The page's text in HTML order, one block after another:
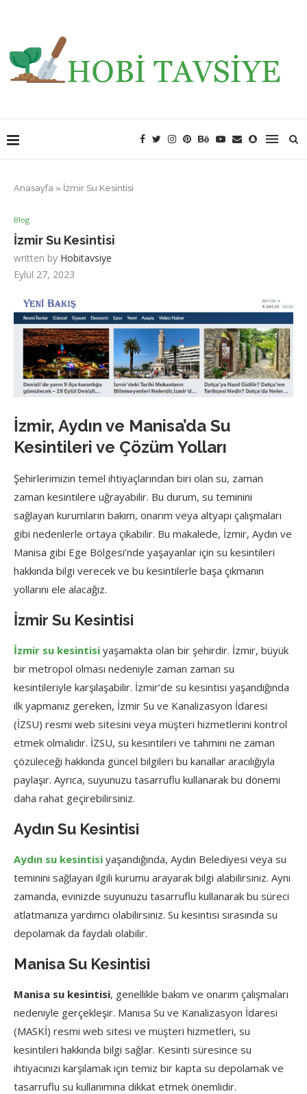
Anasayfa » İzmir Su Kesintisi
Blog
İzmir Su Kesintisi
written by Hobitavsiye
Eylül 27, 2023
İzmir, Aydın ve Manisa’da Su
Kesintileri ve Çözüm Yolları
Şehirlerimizin temel ihtiyaçlarından biri olan su, zaman
zaman kesintilere uğrayabilir. Bu durum, su teminini
sağlayan kurumların bakım, onarım veya altyapı çalışmaları
gibi nedenlerle ortaya çıkabilir. Bu makalede, İzmir, Aydın ve
Manisa gibi Ege Bölgesi’nde yaşayanlar için su kesintileri
hakkında bilgi verecek ve bu kesintilerle başa çıkmanın
yollarını ele alacağız.
İzmir Su Kesintisi
İzmir su kesintisi yaşamakta olan bir şehirdir. İzmir, büyük
bir metropol olması nedeniyle zaman zaman su
kesintileriyle karşılaşabilir. İzmir’de su kesintisi yaşandığında
ilk yapmanız gereken, İzmir Su ve Kanalizasyon İdaresi
(İZSU) resmi web sitesini veya müşteri hizmetlerini kontrol
etmek olmalıdır. İZSU, su kesintileri ve tahmini ne zaman
çözüleceği hakkında güncel bilgileri bu kanallar aracılığıyla
paylaşır. Ayrıca, suyunuzu tasarruflu kullanarak bu dönemi
daha rahat geçirebilirsiniz.
Aydın Su Kesintisi
Aydın su kesintisi yaşandığında, Aydın Belediyesi veya su
teminini sağlayan ilgili kurumu arayarak bilgi alabilirsiniz. Aynı
zamanda, evinizde suyunuzu tasarruflu kullanarak bu süreci
atlatmanıza yardımcı olabilirsiniz. Su kesintisi sırasında su
depolamak da faydalı olabilir.
Manisa Su Kesintisi
Manisa su kesintisi, genellikle bakım ve onarım çalışmaları
nedeniyle gerçekleşir. Manisa Su ve Kanalizasyon İdaresi
(MASKİ) resmi web sitesi ve müşteri hizmetleri, su
kesintileri hakkında bilgi sağlar. Kesinti süresince su
ihtiyacınızı karşılamak için temiz bir kapta su depolamak ve
tasarruflu su kullanımına dikkat etmek önemlidir.